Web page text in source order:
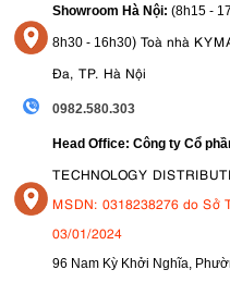
tự nhiên từ các góc nhìn độc
Showroom Hà Nội: (8h15 -
8h30 - 16h30) Toà nhà
Đa, TP. Hà Nội
0982.580.303
Head Office: Công ty Cổ
TECHNOLOGY
MSDN: 0318238276 do Sở
03/01/2024
96 Nam Kỳ Khởi Nghĩa,